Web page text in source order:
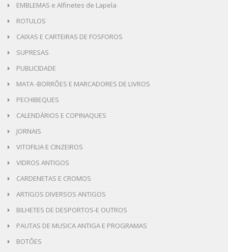
EMBLEMAS e Alfinetes de Lapela
ROTULOS
CAIXAS E CARTEIRAS DE FOSFOROS
SUPRESAS
PUBLICIDADE
MATA -BORRÕES E MARCADORES DE LIVROS
PECHIBEQUES
CALENDÁRIOS E COPINAQUES
JORNAIS
VITOFILIA E CINZEIROS
VIDROS ANTIGOS
CARDENETAS E CROMOS
ARTIGOS DIVERSOS ANTIGOS
BILHETES DE DESPORTOS-E OUTROS
PAUTAS DE MUSICA ANTIGA E PROGRAMAS
BOTÕES